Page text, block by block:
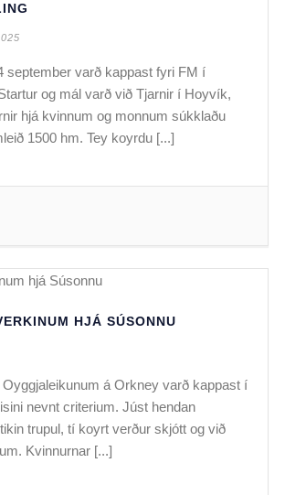
september varð kappast fyri FM í
og mál varð við Tjarnir í Hoyvík,
hjá kvinnum og monnum súkklaðu
1500 hm. Tey koyrdu [...]
HJÁ SÚSONNU
Oyggjaleikunum á Orkney varð kappast í
nevnt criterium. Júst hendan
trupul, tí koyrt verður skjótt og við
Kvinnurnar [...]